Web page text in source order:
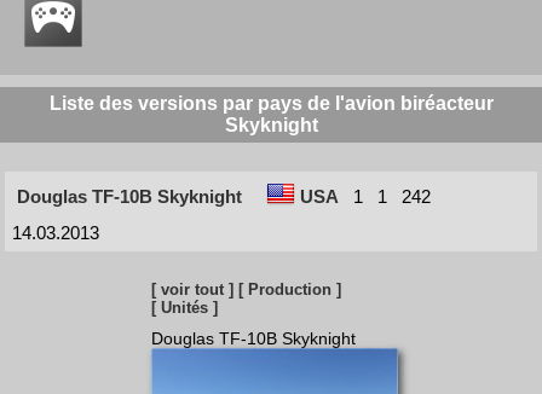
Liste des versions par pays de l'avion biréacteur
Skyknight
Douglas TF-10B Skyknight USA 1 1
242
14.03.2013
[ voir tout ] [ Production ]
[ Unités ]
Douglas TF-10B Skyknight